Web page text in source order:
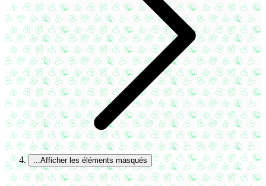
Afficher les éléments masqués